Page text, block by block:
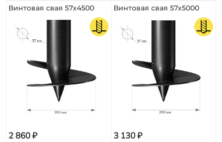
Винтовая свая 57х4500
2 860 ₽
Винтовая свая 57х5000
3 130 ₽